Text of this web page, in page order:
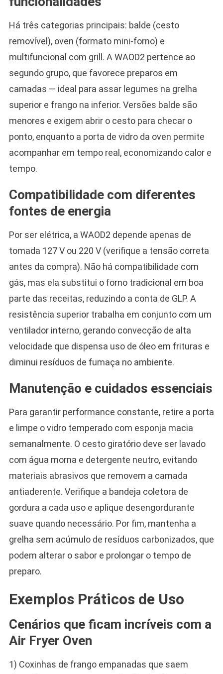
Há três categorias principais: balde (cesto
removível), oven (formato mini-forno) e
multifuncional com grill. A WAOD2 pertence ao
segundo grupo, que favorece preparos em
camadas — ideal para assar legumes na grelha
superior e frango na inferior. Versões balde são
menores e exigem abrir o cesto para checar o
ponto, enquanto a porta de vidro da oven permite
acompanhar em tempo real, economizando calor e
tempo.
Compatibilidade com diferentes
fontes de energia
Por ser elétrica, a WAOD2 depende apenas de
tomada 127 V ou 220 V (verifique a tensão correta
antes da compra). Não há compatibilidade com
gás, mas ela substitui o forno tradicional em boa
parte das receitas, reduzindo a conta de GLP. A
resistência superior trabalha em conjunto com um
ventilador interno, gerando convecção de alta
velocidade que dispensa uso de óleo em frituras e
diminui resíduos de fumaça no ambiente.
Manutenção e cuidados essenciais
Para garantir performance constante, retire a porta
e limpe o vidro temperado com esponja macia
semanalmente. O cesto giratório deve ser lavado
com água morna e detergente neutro, evitando
materiais abrasivos que removem a camada
antiaderente. Verifique a bandeja coletora de
gordura a cada uso e aplique desengordurante
suave quando necessário. Por fim, mantenha a
grelha sem acúmulo de resíduos carbonizados, que
podem alterar o sabor e prolongar o tempo de
preparo.
Exemplos Práticos de Uso
Cenários que ficam incríveis com a
Air Fryer Oven
1) Coxinhas de frango empanadas que saem